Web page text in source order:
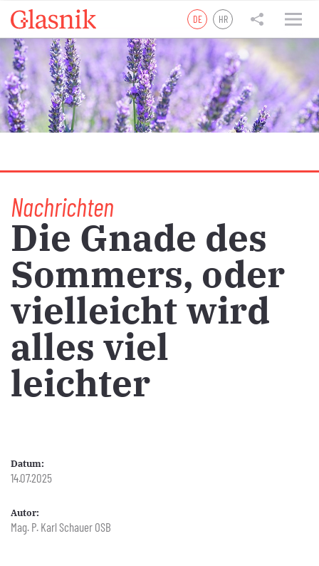
DE HR
tweet
teilen
teilen
Nachrichten
Die Gnade des
Sommers, oder
vielleicht wird
alles viel
leichter
Datum:
14.07.2025
Autor:
Mag. P. Karl Schauer OSB